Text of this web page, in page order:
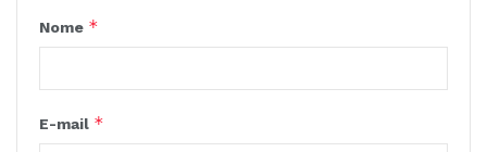
Nome *
E-mail *